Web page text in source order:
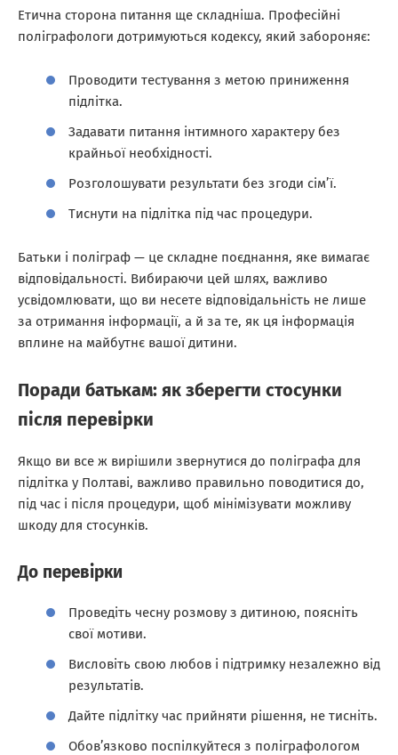
Етична сторона питання ще складніша. Професійні
поліграфологи дотримуються кодексу, який забороняє:
Проводити тестування з метою приниження
підлітка.
Задавати питання інтимного характеру без
крайньої необхідності.
Розголошувати результати без згоди сім’ї.
Тиснути на підлітка під час процедури.
Батьки і поліграф — це складне поєднання, яке вимагає
відповідальності. Вибираючи цей шлях, важливо
усвідомлювати, що ви несете відповідальність не лише
за отримання інформації, а й за те, як ця інформація
вплине на майбутнє вашої дитини.
Поради батькам: як зберегти стосунки
після перевірки
Якщо ви все ж вирішили звернутися до поліграфа для
підлітка у Полтаві, важливо правильно поводитися до,
під час і після процедури, щоб мінімізувати можливу
шкоду для стосунків.
До перевірки
Проведіть чесну розмову з дитиною, поясніть
свої мотиви.
Висловіть свою любов і підтримку незалежно від
результатів.
Дайте підлітку час прийняти рішення, не тисніть.
Обов’язково поспілкуйтеся з поліграфологом